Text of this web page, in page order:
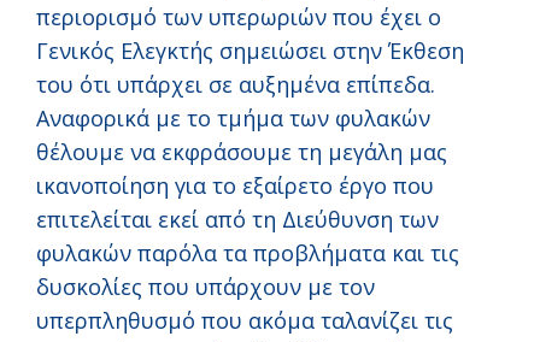
περιορισμό των υπερωριών που έχει ο
Γενικός Ελεγκτής σημειώσει στην Έκθεση
του ότι υπάρχει σε αυξημένα επίπεδα.
Αναφορικά με το τμήμα των φυλακών
θέλουμε να εκφράσουμε τη μεγάλη μας
ικανοποίηση για το εξαίρετο έργο που
επιτελείται εκεί από τη Διεύθυνση των
φυλακών παρόλα τα προβλήματα και τις
δυσκολίες που υπάρχουν με τον
υπερπληθυσμό που ακόμα ταλανίζει τις